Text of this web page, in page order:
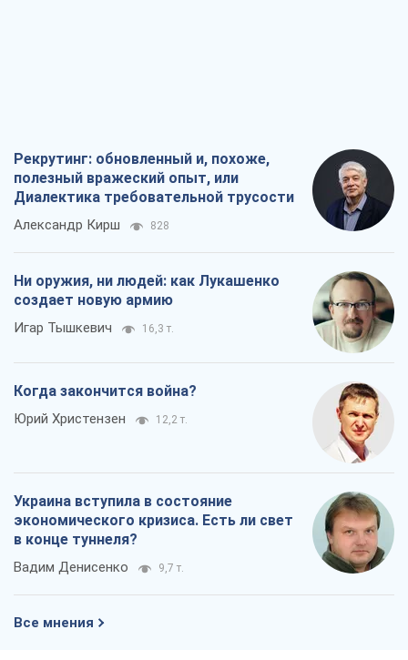
Рекрутинг: обновленный и, похоже,
полезный вражеский опыт, или
Диалектика требовательной трусости
Александр Кирш 828
Ни оружия, ни людей: как Лукашенко
создает новую армию
Игар Тышкевич 16,3 т.
Когда закончится война?
Юрий Христензен 12,2 т.
Украина вступила в состояние
экономического кризиса. Есть ли свет
в конце туннеля?
Вадим Денисенко 9,7 т.
Все мнения